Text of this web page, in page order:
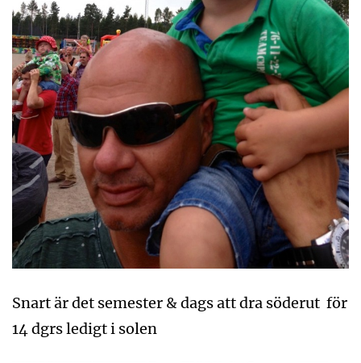
Snart är det semester & dags att dra söderut för
14 dgrs ledigt i solen